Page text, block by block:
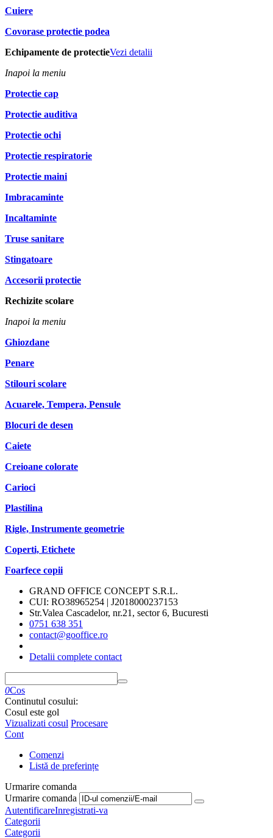
Cuiere
Covorase protectie podea
Echipamente de protectieVezi detalii
Inapoi la meniu
Protectie cap
Protectie auditiva
Protectie ochi
Protectie respiratorie
Protectie maini
Imbracaminte
Incaltaminte
Truse sanitare
Stingatoare
Accesorii protectie
Rechizite scolare
Inapoi la meniu
Ghiozdane
Penare
Stilouri scolare
Acuarele, Tempera, Pensule
Blocuri de desen
Caiete
Creioane colorate
Carioci
Plastilina
Rigle, Instrumente geometrie
Coperti, Etichete
Foarfece copii
GRAND OFFICE CONCEPT S.R.L.
CUI: RO38965254 | J2018000237153
Str.Valea Cascadelor, nr.21, sector 6, Bucuresti
0751 638 351
contact@gooffice.ro
Detalii complete contact
0Cos
Continutul cosului:
Cosul este gol
Vizualizati cosul Procesare
Cont
Comenzi
Listă de preferințe
Urmarire comanda
Urmarire comanda
AutentificareInregistrati-va
Categorii
Categorii